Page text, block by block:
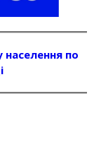
населення по